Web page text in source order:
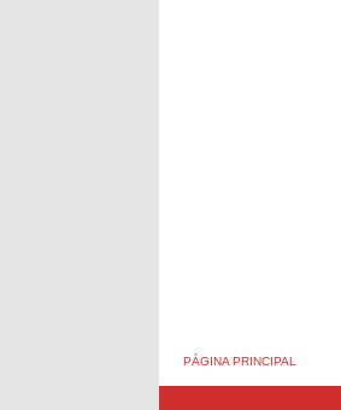
PÁGINA PRINCIPAL